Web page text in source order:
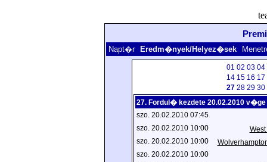
Napt�r Eredm�nyek/Helyez�sek
01 02 03 04
14 15 16 17
27 28 29 30
27. Fordul� kezdete 20.02.2010 v�ge
szo. 20.02.2010 07:45
szo. 20.02.2010 10:00
szo. 20.02.2010 10:00
szo. 20.02.2010 10:00